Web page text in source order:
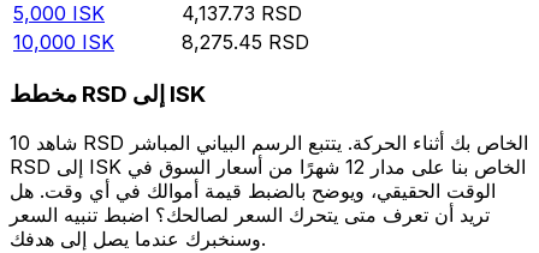
5,000 ISK 4,137.73 RSD
10,000 ISK 8,275.45 RSD
مخطط RSD إلى ISK
شاهد 10 RSD الخاص بك أثناء الحركة. يتتبع الرسم البياني المباشر
RSD إلى ISK الخاص بنا على مدار 12 شهرًا من أسعار السوق في
الوقت الحقيقي، ويوضح بالضبط قيمة أموالك في أي وقت. هل
تريد أن تعرف متى يتحرك السعر لصالحك؟ اضبط تنبيه السعر
وسنخبرك عندما يصل إلى هدفك.